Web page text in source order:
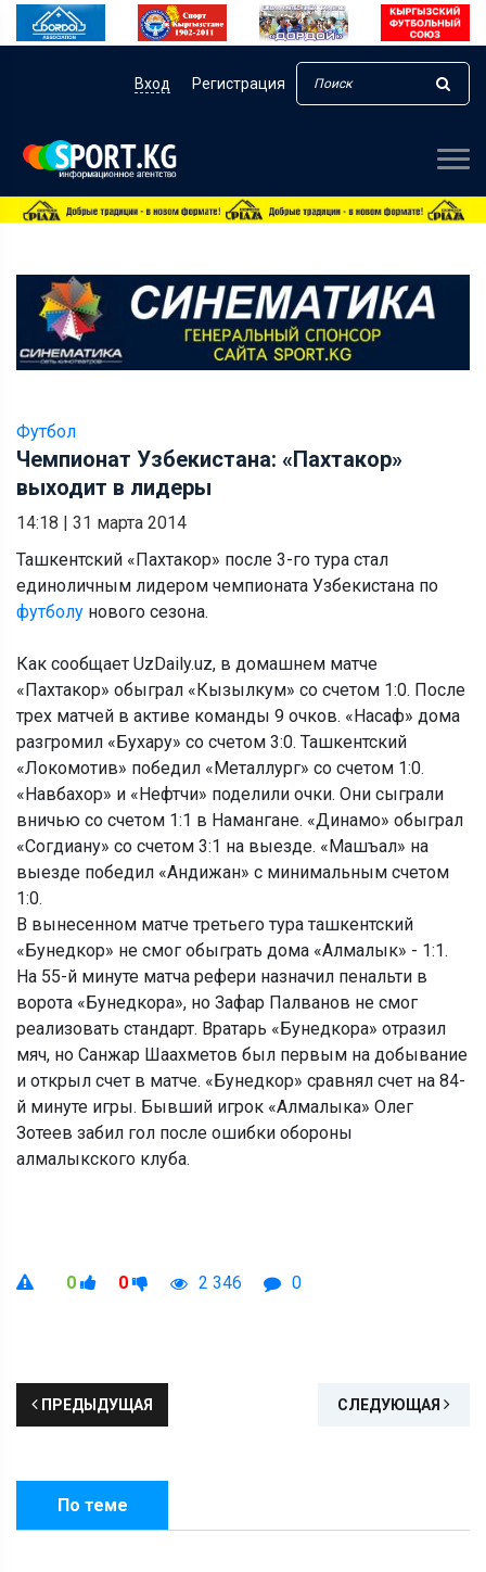
Вход Регистрация
Футбол
Чемпионат Узбекистана: «Пахтакор»
выходит в лидеры
14:18 | 31 марта 2014
Ташкентский «Пахтакор» после 3-го тура стал
единоличным лидером чемпионата Узбекистана по
футболу нового сезона.
Как сообщает UzDaily.uz, в домашнем матче
«Пахтакор» обыграл «Кызылкум» со счетом 1:0. После
трех матчей в активе команды 9 очков. «Насаф» дома
разгромил «Бухару» со счетом 3:0. Ташкентский
«Локомотив» победил «Металлург» со счетом 1:0.
«Навбахор» и «Нефтчи» поделили очки. Они сыграли
вничью со счетом 1:1 в Намангане. «Динамо» обыграл
«Согдиану» со счетом 3:1 на выезде. «Машъал» на
выезде победил «Андижан» с минимальным счетом
1:0.
В вынесенном матче третьего тура ташкентский
«Бунедкор» не смог обыграть дома «Алмалык» - 1:1.
На 55-й минуте матча рефери назначил пенальти в
ворота «Бунедкора», но Зафар Палванов не смог
реализовать стандарт. Вратарь «Бунедкора» отразил
мяч, но Санжар Шаахметов был первым на добывание
и открыл счет в матче. «Бунедкор» сравнял счет на 84-
й минуте игры. Бывший игрок «Алмалыка» Олег
Зотеев забил гол после ошибки обороны
алмалыкского клуба.
0 0 2 346 0
ПРЕДЫДУЩАЯ СЛЕДУЮЩАЯ
По теме